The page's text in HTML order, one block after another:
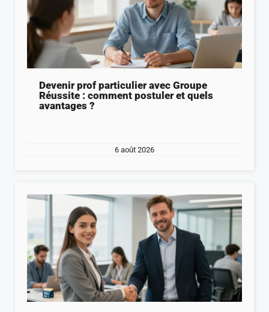
Devenir prof particulier avec Groupe
Réussite : comment postuler et quels
avantages ?
6 août 2026